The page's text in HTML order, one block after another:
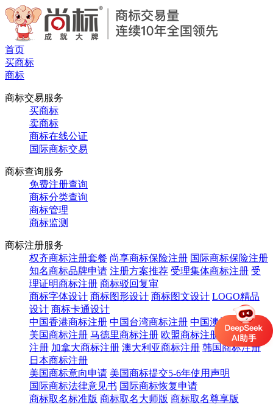
首页
买商标
商标
商标交易服务
买商标
卖商标
商标在线公证
国际商标交易
商标查询服务
免费注册查询
商标分类查询
商标管理
商标监测
商标注册服务
权齐商标注册套餐 尚享商标保险注册 国际商标保险注册
知名商标品牌申请 注册方案推荐 受理集体商标注册 受
理证明商标注册 商标驳回复审
商标字体设计 商标图形设计 商标图文设计 LOGO精品
设计 商标卡通设计
中国香港商标注册 中国台湾商标注册 中国澳门商标注册
美国商标注册 马德里商标注册 欧盟商标注册
英国商标
注册 加拿大商标注册 澳大利亚商标注册 韩国商标注册
日本商标注册
美国商标意向申请 美国商标提交5-6年使用声明
国际商标法律意见书 国际商标恢复申请
商标取名标准版 商标取名大师版 商标取名尊享版